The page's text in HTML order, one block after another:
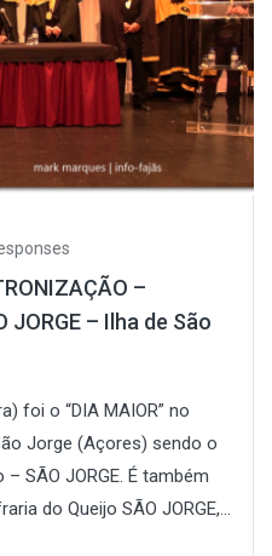
–
– Ilha de São
foi o “DIA MAIOR” no
Jorge (Açores) sendo o
SÃO JORGE. É também
do Queijo SÃO JORGE,...